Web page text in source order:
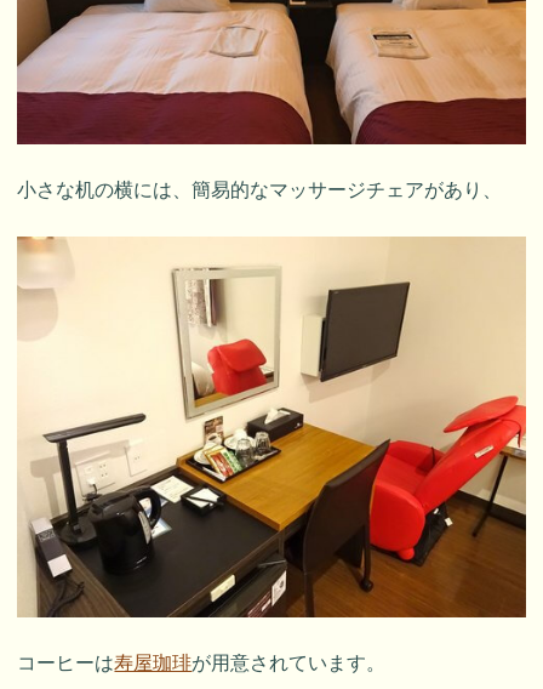
小さな机の横には、簡易的なマッサージチェアがあり、
コーヒーは寿屋珈琲が用意されています。